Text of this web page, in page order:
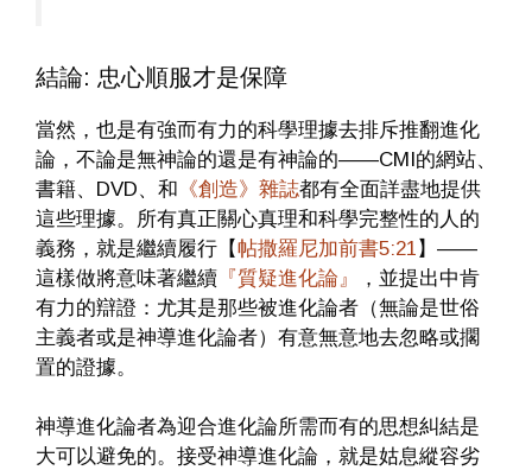
結論: 忠心順服才是保障
當然，也是有強而有力的科學理據去排斥推翻進化
論，不論是無神論的還是有神論的——CMI的網站、
書籍、DVD、和 《創造》雜誌都有全面詳盡地提供
這些理據。所有真正關心真理和科學完整性的人的
義務，就是繼續履行【帖撒羅尼加前書5:21 】——
這樣做將意味著繼續 『質疑進化論』
，並提出中肯
有力的辯證：尤其是那些被進化論者（無論是世俗
主義者或是神導進化論者）有意無意地去忽略或擱
置的證據。
神導進化論者為迎合進化論所需而有的思想糾結是
大可以避免的。接受神導進化論，就是姑息縱容劣